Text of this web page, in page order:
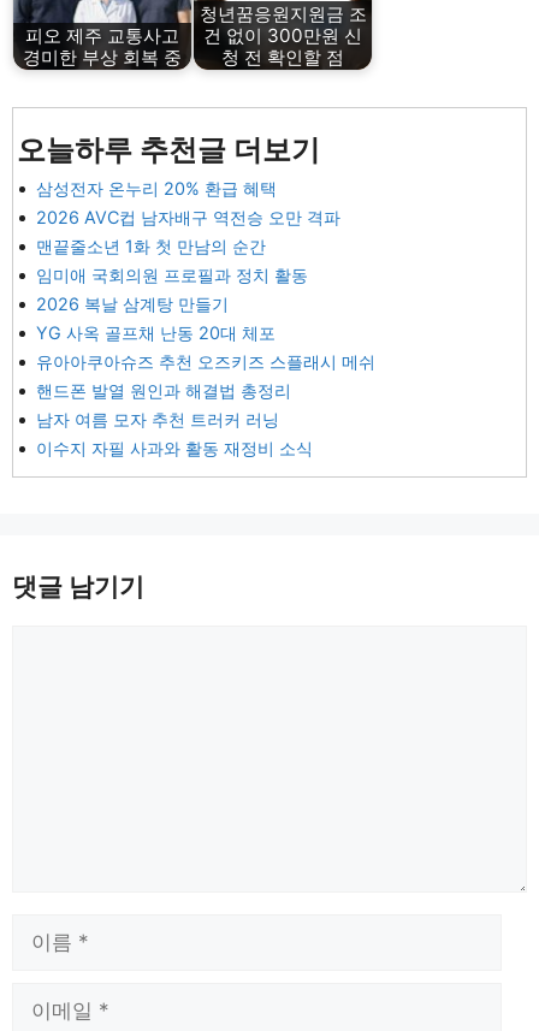
피오 제주 교통사고
경미한 부상 회복 중
청년꿈응원지원금 조
건 없이 300만원 신
청 전 확인할 점
오늘하루 추천글 더보기
삼성전자 온누리 20% 환급 혜택
2026 AVC컵 남자배구 역전승 오만 격파
맨끝줄소년 1화 첫 만남의 순간
임미애 국회의원 프로필과 정치 활동
2026 복날 삼계탕 만들기
YG 사옥 골프채 난동 20대 체포
유아아쿠아슈즈 추천 오즈키즈 스플래시 메쉬
핸드폰 발열 원인과 해결법 총정리
남자 여름 모자 추천 트러커 러닝
이수지 자필 사과와 활동 재정비 소식
댓글 남기기